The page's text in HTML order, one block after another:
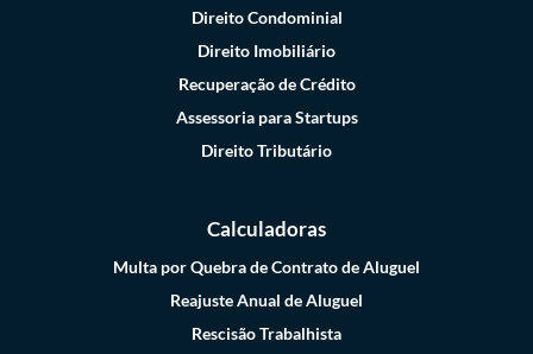
Direito Condominial
Direito Imobiliário
Recuperação de Crédito
Assessoria para Startups
Direito Tributário
Calculadoras
Multa por Quebra de Contrato de Aluguel
Reajuste Anual de Aluguel
Rescisão Trabalhista